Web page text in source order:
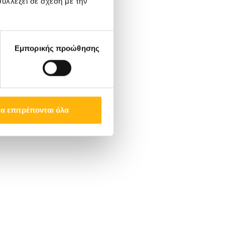
Εμπορικής προώθησης
επιτρέπονται όλα